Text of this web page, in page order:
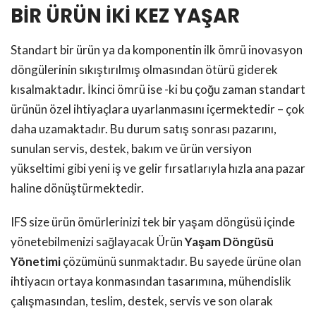
BİR ÜRÜN İKİ KEZ YAŞAR
Standart bir ürün ya da komponentin ilk ömrü inovasyon
döngülerinin sıkıştırılmış olmasından ötürü giderek
kısalmaktadır. İkinci ömrü ise -ki bu çoğu zaman standart
ürünün özel ihtiyaçlara uyarlanmasını içermektedir – çok
daha uzamaktadır. Bu durum satış sonrası pazarını,
sunulan servis, destek, bakım ve ürün versiyon
yükseltimi gibi yeni iş ve gelir fırsatlarıyla hızla ana pazar
haline dönüştürmektedir.
IFS size ürün ömürlerinizi tek bir yaşam döngüsü içinde
yönetebilmenizi sağlayacak ÜrünYaşam Döngüsü
Yönetimiçözümünü sunmaktadır. Bu sayede ürüne olan
ihtiyacın ortaya konmasından tasarımına, mühendislik
çalışmasından, teslim, destek, servis ve son olarak